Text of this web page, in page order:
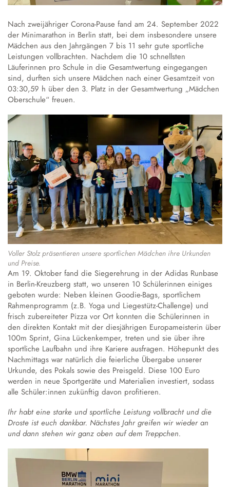
Schulgeschichte
Annette von Droste-Hülshoff
Sprachbildung
Austausch und Fahrten
Wettbewerbe
Instrumentenausleihe
Datenschutz
Alltag
Unterrichtszeiten
Krankmeldung
Verpflegung
Schulordnung
Wechsel an die Droste
Nach zweijähriger Corona-Pause fand am 24. September 2022
der Minimarathon in Berlin statt, bei dem insbesondere unsere
Mädchen aus den Jahrgängen 7 bis 11 sehr gute sportliche
Leistungen vollbrachten. Nachdem die 10 schnellsten
Läuferinnen pro Schule in die Gesamtwertung eingegangen
sind, durften sich unsere Mädchen nach einer Gesamtzeit von
03:30,59 h über den 3. Platz in der Gesamtwertung „Mädchen
Oberschule“ freuen.
Voller Stolz präsentieren unsere sportlichen Mädchen ihre Urkunden
und Preise.
Am 19. Oktober fand die Siegerehrung in der Adidas Runbase
in Berlin-Kreuzberg statt, wo unseren 10 Schülerinnen einiges
geboten wurde: Neben kleinen Goodie-Bags, sportlichem
Rahmenprogramm (z.B. Yoga und Liegestütz-Challenge) und
frisch zubereiteter Pizza vor Ort konnten die Schülerinnen in
den direkten Kontakt mit der diesjährigen Europameisterin über
100m Sprint, Gina Lückenkemper, treten und sie über ihre
sportliche Laufbahn und ihre Kariere ausfragen. Höhepunkt des
Nachmittags war natürlich die feierliche Übergabe unserer
Urkunde, des Pokals sowie des Preisgeld. Diese 100 Euro
werden in neue Sportgeräte und Materialien investiert, sodass
alle Schüler:innen zukünftig davon profitieren.
Ihr habt eine starke und sportliche Leistung vollbracht und die
Droste ist euch dankbar. Nächstes Jahr greifen wir wieder an
und dann stehen wir ganz oben auf dem Treppchen.